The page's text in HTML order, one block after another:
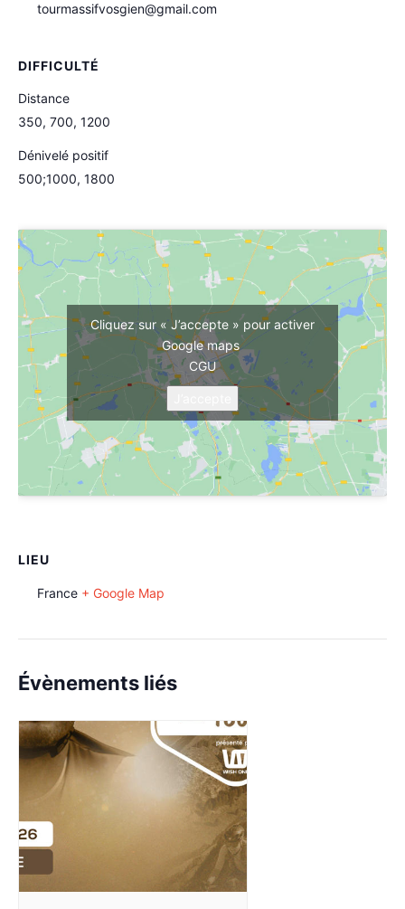
tourmassifvosgien@gmail.com
DIFFICULTÉ
Distance
350, 700, 1200
Dénivelé positif
500;1000, 1800
LIEU
France + Google Map
Cliquez sur « J’accepte » pour activer
Google maps
CGU
Évènements liés